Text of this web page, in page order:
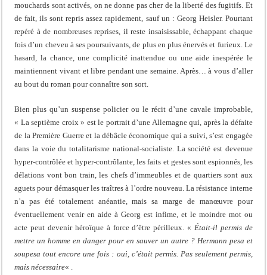
mouchards sont activés, on ne donne pas cher de la liberté des fugitifs. Et
de fait, ils sont repris assez rapidement, sauf un : Georg Heisler. Pourtant
repéré à de nombreuses reprises, il reste insaisissable, échappant chaque
fois d’un cheveu à ses poursuivants, de plus en plus énervés et furieux. Le
hasard, la chance, une complicité inattendue ou une aide inespérée le
maintiennent vivant et libre pendant une semaine. Après… à vous d’aller
au bout du roman pour connaître son sort.
Bien plus qu’un suspense policier ou le récit d’une cavale improbable,
« La septième croix » est le portrait d’une Allemagne qui, après la défaite
de la Première Guerre et la débâcle économique qui a suivi, s’est engagée
dans la voie du totalitarisme national-socialiste. La société est devenue
hyper-contrôlée et hyper-contrôlante, les faits et gestes sont espionnés, les
délations vont bon train, les chefs d’immeubles et de quartiers sont aux
aguets pour démasquer les traîtres à l’ordre nouveau. La résistance interne
n’a pas été totalement anéantie, mais sa marge de manœuvre pour
éventuellement venir en aide à Georg est infime, et le moindre mot ou
acte peut devenir héroïque à force d’être périlleux. «Était-il permis de
mettre un homme en danger pour en sauver un autre ? Hermann pesa et
soupesa tout encore une fois : oui, c’était permis. Pas seulement permis,
mais nécessaire« .